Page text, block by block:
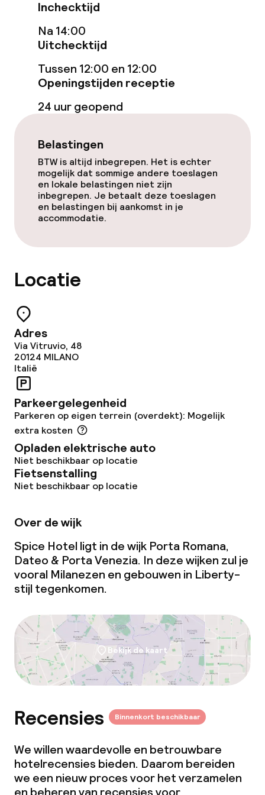
Schoonmaakvoorzieningen
Wasservice
Beleid
Overal rookvrij
Inchecktijd
Na 14:00
Uitchecktijd
Tussen 12:00 en 12:00
Openingstijden receptie
24 uur geopend
Belastingen
BTW is altijd inbegrepen. Het is echter
mogelijk dat sommige andere toeslagen
en lokale belastingen niet zijn
inbegrepen. Je betaalt deze toeslagen
en belastingen bij aankomst in je
accommodatie.
Locatie
Adres
Via Vitruvio, 48
20124 MILANO
Italië
Parkeergelegenheid
Parkeren op eigen terrein (overdekt): Mogelijk
extra kosten
Opladen elektrische auto
Niet beschikbaar op locatie
Fietsenstalling
Niet beschikbaar op locatie
Over de wijk
Spice Hotel ligt in de wijk Porta Romana,
Dateo & Porta Venezia. In deze wijken zul je
vooral Milanezen en gebouwen in Liberty-
stijl tegenkomen.
Bekijk de kaart
Recensies Binnenkort beschikbaar
We willen waardevolle en betrouwbare
hotelrecensies bieden. Daarom bereiden
we een nieuw proces voor het verzamelen